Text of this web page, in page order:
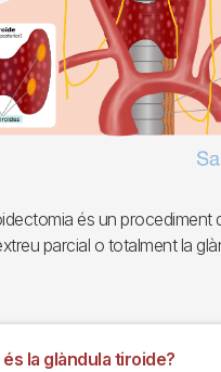
és un procediment
parcial o totalment la
és la glàndula tiroide?